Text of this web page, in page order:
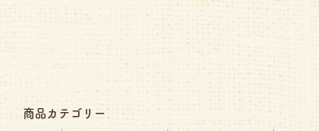
商品カテゴリー